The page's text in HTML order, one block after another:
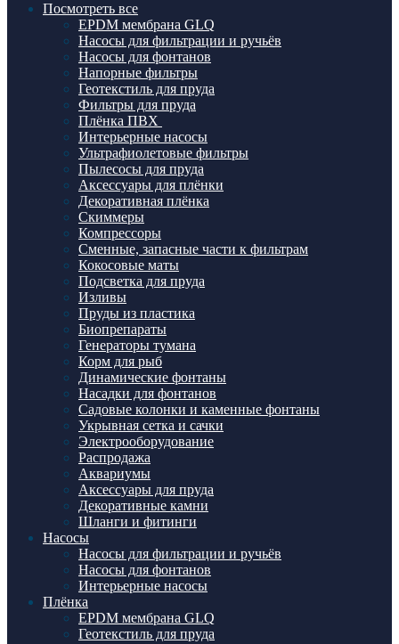
Посмотреть все
EPDM мембрана GLQ
Насосы для фильтрации и ручьёв
Насосы для фонтанов
Напорные фильтры
Геотекстиль для пруда
Фильтры для пруда
Плёнка ПВХ
Интерьерные насосы
Ультрафиолетовые фильтры
Пылесосы для пруда
Аксессуары для плёнки
Декоративная плёнка
Скиммеры
Компрессоры
Сменные, запасные части к фильтрам
Кокосовые маты
Подсветка для пруда
Изливы
Пруды из пластика
Биопрепараты
Генераторы тумана
Корм для рыб
Динамические фонтаны
Насадки для фонтанов
Садовые колонки и каменные фонтаны
Укрывная сетка и сачки
Электрооборудование
Распродажа
Аквариумы
Аксессуары для пруда
Декоративные камни
Шланги и фитинги
Насосы
Насосы для фильтрации и ручьёв
Насосы для фонтанов
Интерьерные насосы
Плёнка
EPDM мембрана GLQ
Геотекстиль для пруда